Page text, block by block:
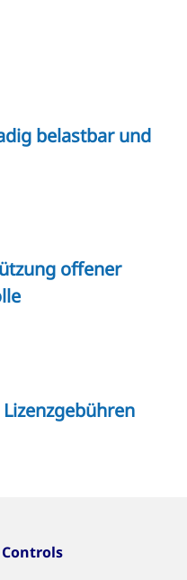
belastbar und
offener
Lizenzgebühren
Controls